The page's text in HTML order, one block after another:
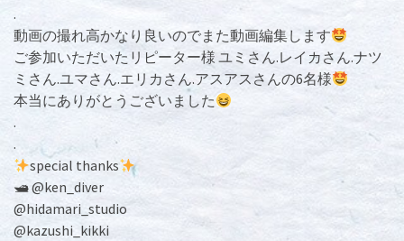
.
動画の撮れ高かなり良いのでまた動画編集します
ご参加いただいたリピーター様 ユミさん.レイカさん.ナツ
ミさん.ユマさん.エリカさん.アスアスさんの6名様
本当にありがとうございました
.
.
special thanks
🛥 @ken_diver
@hidamari_studio
@kazushi_kikki